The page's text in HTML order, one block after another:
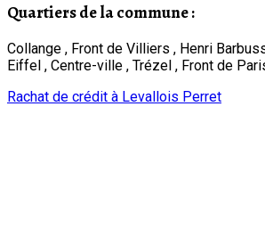
Quartiers de la commune :
Collange , Front de Villiers , Henri
Eiffel , Centre-ville , Trézel , Front de
Rachat de crédit à Levallois Perret